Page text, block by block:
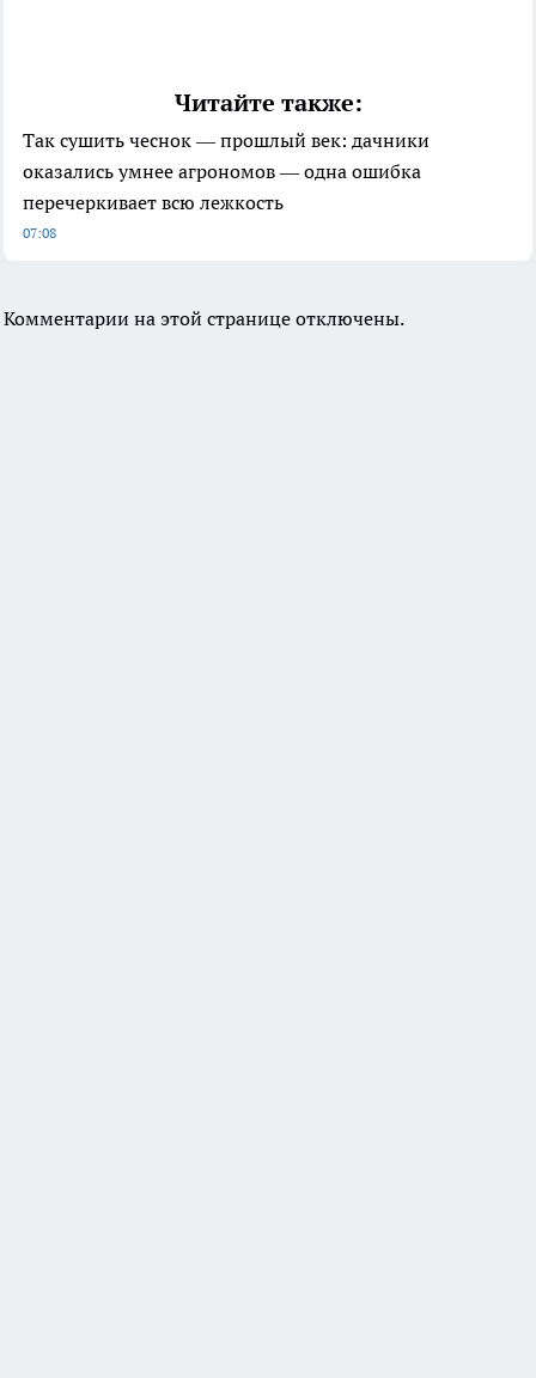
Читайте также:
Так сушить чеснок — прошлый век: дачники
оказались умнее агрономов — одна ошибка
перечеркивает всю лежкость
07:08
Комментарии на этой странице отключены.